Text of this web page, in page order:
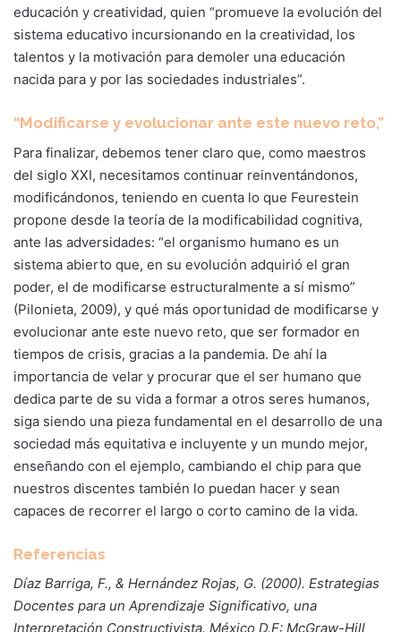
educación y creatividad, quien “promueve la evolución del
sistema educativo incursionando en la creatividad, los
talentos y la motivación para demoler una educación
nacida para y por las sociedades industriales”.
“Modificarse y evolucionar ante este nuevo reto,”
Para finalizar, debemos tener claro que, como maestros
del siglo XXI, necesitamos continuar reinventándonos,
modificándonos, teniendo en cuenta lo que Feurestein
propone desde la teoría de la modificabilidad cognitiva,
ante las adversidades: “el organismo humano es un
sistema abierto que, en su evolución adquirió el gran
poder, el de modificarse estructuralmente a sí mismo”
(Pilonieta, 2009), y qué más oportunidad de modificarse y
evolucionar ante este nuevo reto, que ser formador en
tiempos de crisis, gracias a la pandemia. De ahí la
importancia de velar y procurar que el ser humano que
dedica parte de su vida a formar a otros seres humanos,
siga siendo una pieza fundamental en el desarrollo de una
sociedad más equitativa e incluyente y un mundo mejor,
enseñando con el ejemplo, cambiando el chip para que
nuestros discentes también lo puedan hacer y sean
capaces de recorrer el largo o corto camino de la vida.
Referencias
Díaz Barriga, F., & Hernández Rojas, G. (2000). Estrategias
Docentes para un Aprendizaje Significativo, una
Interpretación Constructivista. México D.F: McGraw-Hill